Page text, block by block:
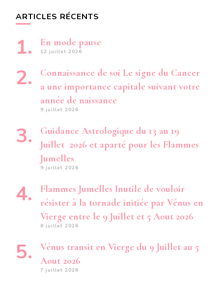
ARTICLES RÉCENTS
En mode pause
12 juillet 2026
Connaissance de soi Le signe du Cancer
a une importance capitale suivant votre
année de naissance
9 juillet 2026
Guidance Astrologique du 13 au 19
Juillet 2026 et aparté pour les Flammes
Jumelles
9 juillet 2026
Flammes Jumelles Inutile de vouloir
résister à la tornade initiée par Vénus en
Vierge entre le 9 Juillet et 5 Aout 2026
8 juillet 2026
Vénus transit en Vierge du 9 Juillet au 5
Aout 2026
7 juillet 2026